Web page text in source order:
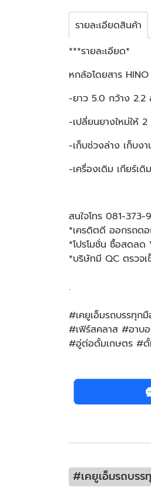
รายละเอียดสินค้า
***รายละเอียด*
หกล้อโดยสาร
-ยาว 5.0 กว้าง 2.2
-เปลี่ยนยางใหม่ให้ 2
-เก็บช่วงล่าง เก็บงา
-เครื่องเดิม เกียร์เ
สนใจโทร 081-373-
*เครดิตดี ออกรถด
*โปรโมชั่น ซื้อสดลด
*บริษัทมี QC ตรวจ
.
#เคยูเอ็มรถบรรทุ
#เฟิร์สคลาส #อาบ
#อู่ต่อดั้มเกษตร #
#เคยูเอ็มรถบร